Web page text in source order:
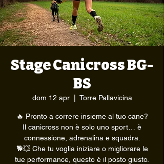
Stage Canicross BG-
BS
dom 12 apr
  |
Torre Pallavicina
🔥 Pronto a correre insieme al tuo cane?
Il canicross non è solo uno sport… è
connessione, adrenalina e squadra.
🐕💥 Che tu voglia iniziare o migliorare le
tue performance, questo è il posto giusto.